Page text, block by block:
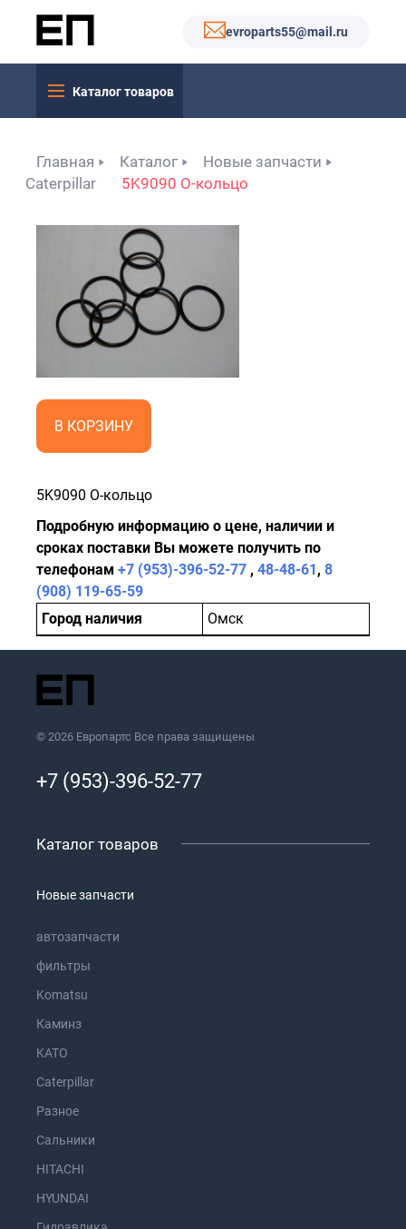
evroparts55@mail.ru
Каталог товаров
Главная Каталог
Новые запчасти
Caterpillar
5K9090 О-кольцо
В КОРЗИНУ
5K9090 О-кольцо
Подробную информацию о цене, наличии и
сроках поставки Вы можете получить по
телефонам +7 (953)-396-52-77 , 48-48-61, 8
(908) 119-65-59
Город наличия
Омск
© 2026 Европартс Все права защищены
+7 (953)-396-52-77
Каталог товаров
Новые запчасти
автозапчасти
фильтры
Komatsu
Каминз
KATO
Caterpillar
Разное
Сальники
HITACHI
HYUNDAI